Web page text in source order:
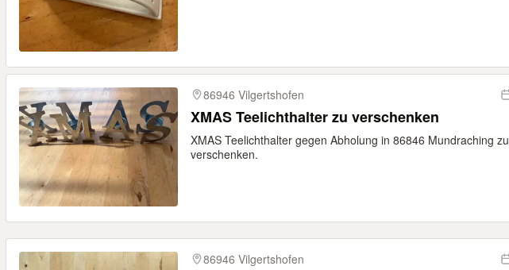
86946 Vilgertshofen
XMAS Teelichthalter zu verschenken
XMAS Teelichthalter gegen Abholung in 86846 Mundraching zu
verschenken.
86946 Vilgertshofen